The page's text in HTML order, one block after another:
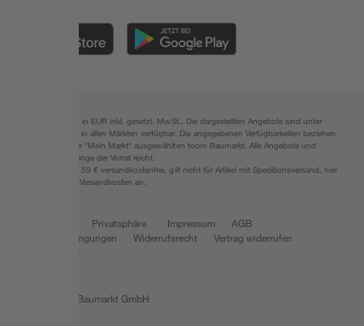
Alle Preisangaben in EUR inkl. gesetzl. MwSt.. Die dargestellten Angebote sind unter
Umständen nicht in allen Märkten verfügbar. Die angegebenen Verfügbarkeiten beziehen
sich auf den unter "Mein Markt" ausgewählten toom Baumarkt. Alle Angebote und
Produkte nur solange der Vorrat reicht.
*Paketversand ab 59 € versandkostenfrei, gilt nicht für Artikel mit Speditionsversand, hier
fallen zusätzliche Versandkosten an.
Privatsphäre Impressum
AGB
Nutzungsbedingungen
Widerrufsrecht
Vertrag widerrufen
© 2026 toom Baumarkt GmbH